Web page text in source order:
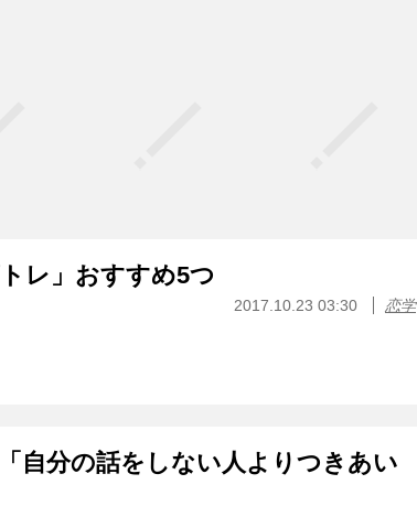
レ」おすすめ5つ
2017.10.23 03:30 恋学
自分の話をしない人よりつきあい